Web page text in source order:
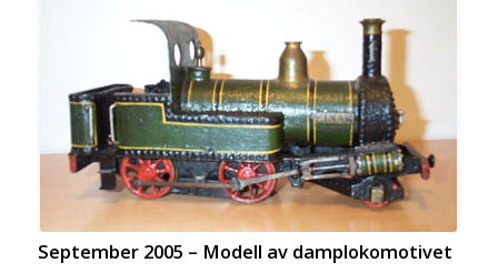
September 2005 – Modell av damplokomotivet